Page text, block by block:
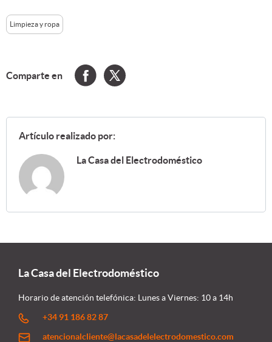
Limpieza y ropa
Comparte en
Artículo realizado por:
La Casa del Electrodoméstico
La Casa del Electrodoméstico
Horario de atención telefónica: Lunes a Viernes: 10 a 14h
+34 91 186 82 87
atencionalcliente@lacasadelelectrodomestico.com